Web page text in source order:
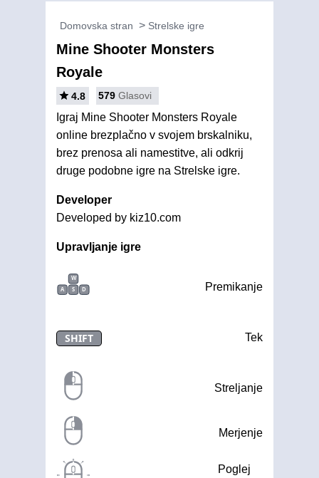
Domovska stran Strelske igre
Mine Shooter Monsters
Royale
4.8 579 Glasovi
Igraj Mine Shooter Monsters Royale
online brezplačno v svojem brskalniku,
brez prenosa ali namestitve, ali odkrij
druge podobne igre na Strelske igre.
Developer
Developed by kiz10.com
Upravljanje igre
W
A
S D Premikanje
SHIFT Tek
Streljanje
Merjenje
Poglej